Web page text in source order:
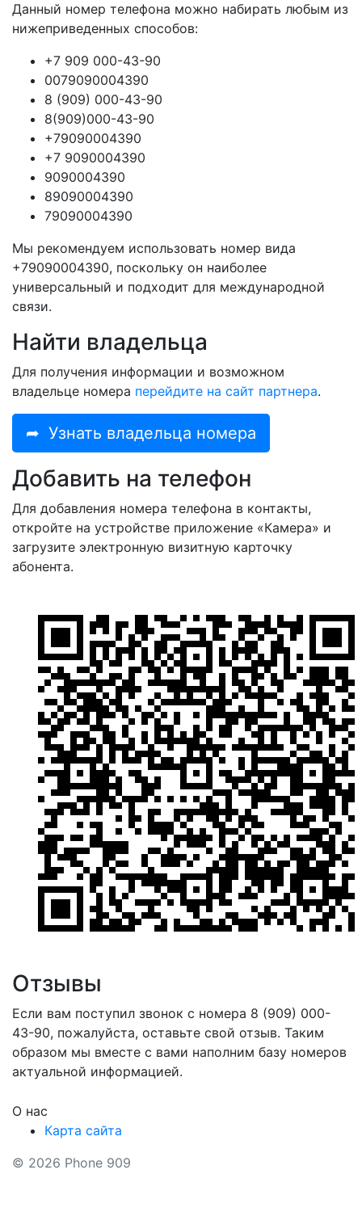
Данный номер телефона можно набирать любым из
нижеприведенных способов:
+7 909 000-43-90
0079090004390
8 (909) 000-43-90
8(909)000-43-90
+79090004390
+7 9090004390
9090004390
89090004390
79090004390
Мы рекомендуем использовать номер вида
+79090004390, поскольку он наиболее
универсальный и подходит для международной
связи.
Найти владельца
Для получения информации и возможном
владельце номера перейдите на сайт партнера.
➦ Узнать владельца номера
Добавить на телефон
Для добавления номера телефона в контакты,
откройте на устройстве приложение «Камера» и
загрузите электронную визитную карточку
абонента.
Отзывы
Если вам поступил звонок с номера 8 (909) 000-
43-90, пожалуйста, оставьте свой отзыв. Таким
образом мы вместе с вами наполним базу номеров
актуальной информацией.
О нас
Карта сайта
© 2026 Phone 909